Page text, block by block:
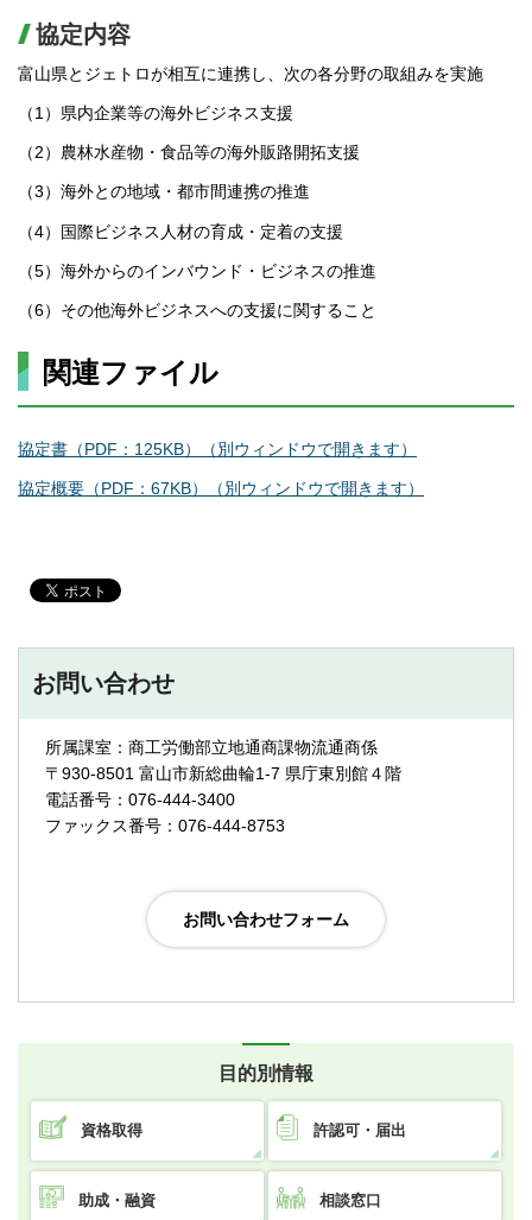
協定内容
富山県とジェトロが相互に連携し、次の各分野の取組みを実施
（1）県内企業等の海外ビジネス支援
（2）農林水産物・食品等の海外販路開拓支援
（3）海外との地域・都市間連携の推進
（4）国際ビジネス人材の育成・定着の支援
（5）海外からのインバウンド・ビジネスの推進
（6）その他海外ビジネスへの支援に関すること
関連ファイル
協定書（PDF：125KB）（別ウィンドウで開きます）
協定概要（PDF：67KB）（別ウィンドウで開きます）
お問い合わせ
所属課室：商工労働部立地通商課物流通商係
〒930-8501 富山市新総曲輪1-7 県庁東別館４階
電話番号：076-444-3400
ファックス番号：076-444-8753
目的別情報
資格取得 許認可・届出
助成・融資 相談窓口